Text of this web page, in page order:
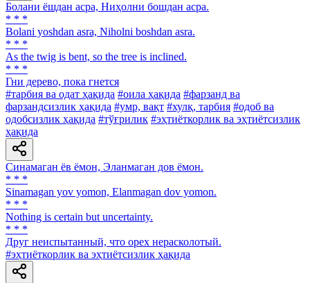
Болани ёшдан асра, Ниҳолни бошдан асра.
* * *
Bolani yoshdan asra, Niholni boshdan asra.
* * *
As the twig is bent, so the tree is inclined.
* * *
Гни дерево, пока гнется
#тарбия ва одат ҳақида #оила ҳақида #фарзанд ва
фарзандсизлик ҳақида #умр, вақт #хулқ, тарбия #одоб ва
одобсизлик ҳақида #тўғрилик #эҳтиёткорлик ва эҳтиётсизлик
ҳақида
Синамаган ёв ёмон, Эланмаган дов ёмон.
* * *
Sinamagan yov yomon, Elanmagan dov yomon.
* * *
Nothing is certain but uncertainty.
* * *
Друг неиспытанный, что орех нерасколотый.
#эҳтиёткорлик ва эҳтиётсизлик ҳақида